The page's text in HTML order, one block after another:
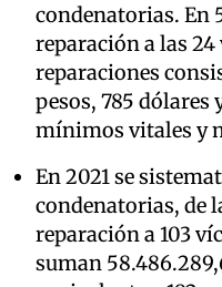
condenatorias. En
reparación a las
reparaciones
pesos, 785 dólares
mínimos vitales y
En 2021 se
condenatorias, de
reparación a 103
suman